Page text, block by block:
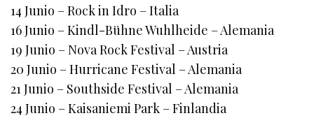
14 Junio – Rock in Idro – Italia
16 Junio – Kindl-Bühne Wuhlheide – Alemania
19 Junio – Nova Rock Festival – Austria
20 Junio – Hurricane Festival – Alemania
21 Junio – Southside Festival – Alemania
24 Junio – Kaisaniemi Park – Finlandia